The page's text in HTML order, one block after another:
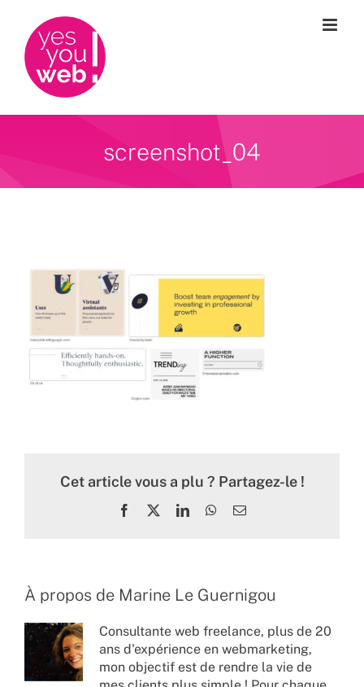
contenu
screenshot_04
Cet article vous a plu ? Partagez-le !
Facebook LinkedInWhatsApp
Email
À propos de Marine Le Guernigou
Consultante web freelance, plus de 20
ans d'expérience en webmarketing,
mon objectif est de rendre la vie de